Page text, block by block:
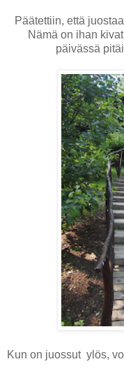
Päätettiin, että
Nämä on ihan
päivässä
Kun on juossut ylös,